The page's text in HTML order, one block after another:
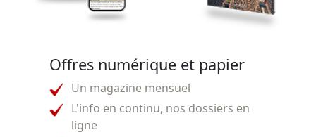
Offres numérique et papier
Un magazine mensuel
L'info en continu, nos dossiers en
ligne